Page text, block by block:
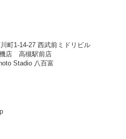
町1-14-27 西武前ミドリビル
高槻駅前店
Stadio 八百富